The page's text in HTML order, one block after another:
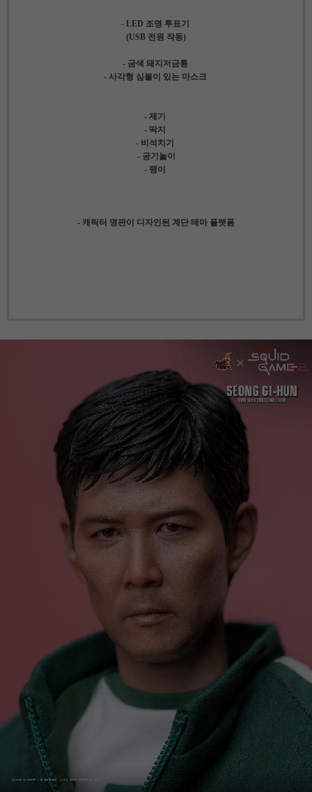
- LED 조명 투표기
(USB 전원 작동)
- 금색 돼지저금통
- 사각형 심볼이 있는 마스크
- 제기
- 딱지
- 비석치기
- 공기놀이
- 팽이
- 캐릭터 명판이 디자인된 계단 테마 플랫폼